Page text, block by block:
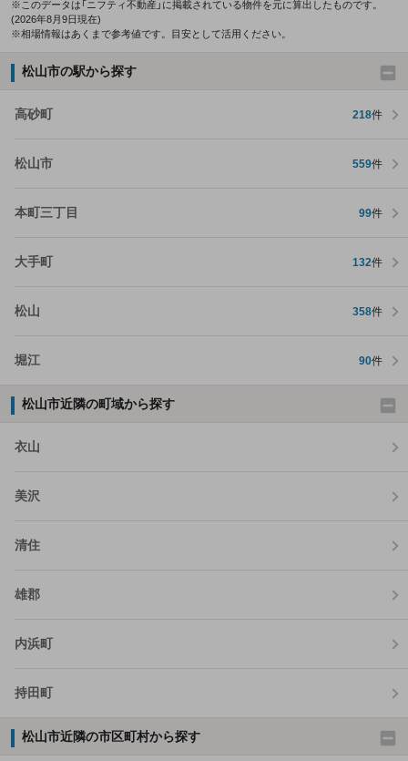
※このデータは「ニフティ不動産」に掲載されている物件を元に算出したものです。
(2026年8月9日現在)
※相場情報はあくまで参考値です。目安として活用ください。
松山市の駅から探す
高砂町 218件
松山市 559件
本町三丁目 99件
大手町 132件
松山 358件
堀江 90件
松山市近隣の町域から探す
衣山
美沢
清住
雄郡
内浜町
持田町
松山市近隣の市区町村から探す